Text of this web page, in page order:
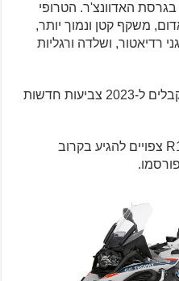
האדוונצ'ר. הטרופי
משקף קטן ונמוך יותר,
רדיאטור, ושלדה ורגליות
גם שאר דגמי ב.מ.וו הקיימים מקבלים ל-2023 צביעות חדשות
דגמי 2023 של הב.מ.וו R1250GS צפויים להגיע בקרוב